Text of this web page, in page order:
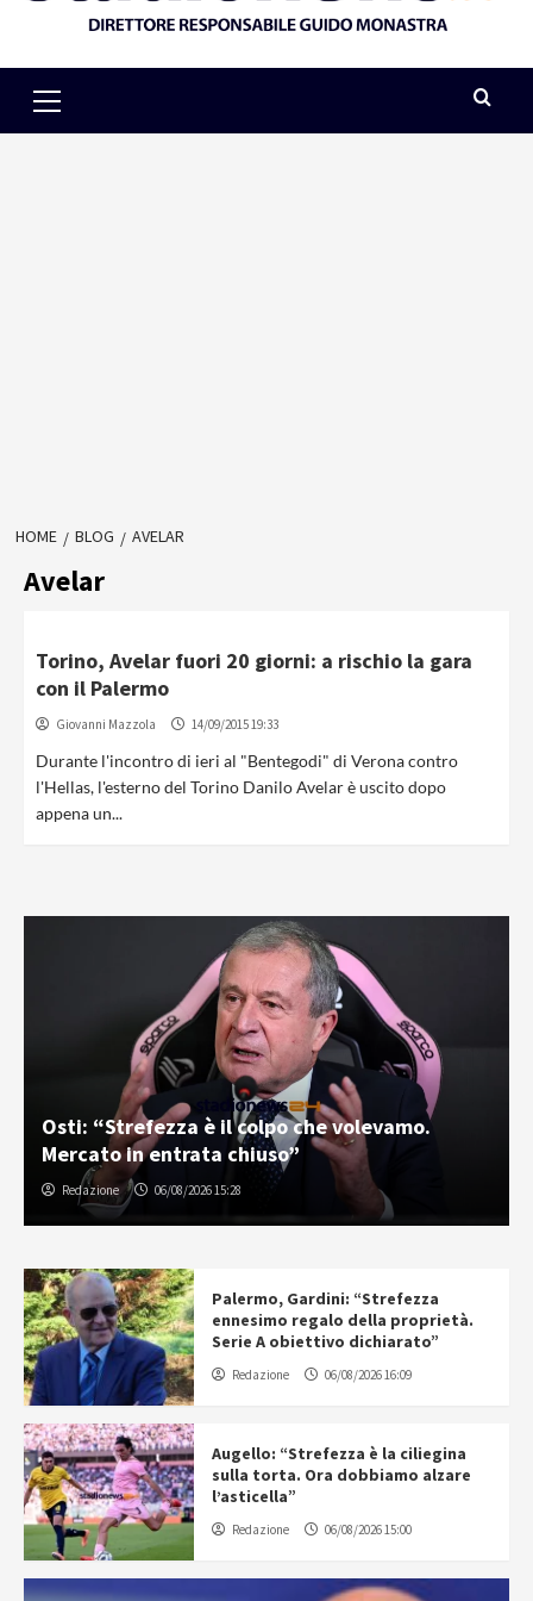
Menu
HOME BLOG AVELAR
Avelar
Torino, Avelar fuori 20 giorni: a rischio la gara
con il Palermo
Giovanni Mazzola 14/09/2015 19:33
Durante l'incontro di ieri al "Bentegodi" di Verona contro
l'Hellas, l'esterno del Torino Danilo Avelar è uscito dopo
appena un...
Osti: “Strefezza è il colpo che volevamo.
Mercato in entrata chiuso”
Redazione 06/08/2026 15:28
Palermo, Gardini: “Strefezza
ennesimo regalo della proprietà.
Serie A obiettivo dichiarato”
Redazione 06/08/2026 16:09
Augello: “Strefezza è la ciliegina
sulla torta. Ora dobbiamo alzare
l’asticella”
Redazione 06/08/2026 15:00